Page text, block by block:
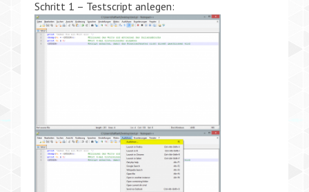
Schritt 1 – Testscript anlegen: